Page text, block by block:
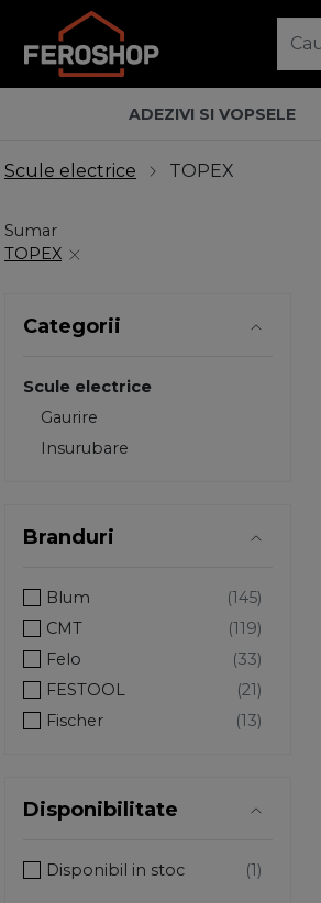
ADEZIVI SI VOPSELE
Scule electrice TOPEX
Sumar
TOPEX
Categorii
Scule electrice
Gaurire
Insurubare
Branduri
Blum
CMT
Felo
FESTOOL
Fischer
GROSS
HOEGERT
Disponibilitate
Disponibil in stoc